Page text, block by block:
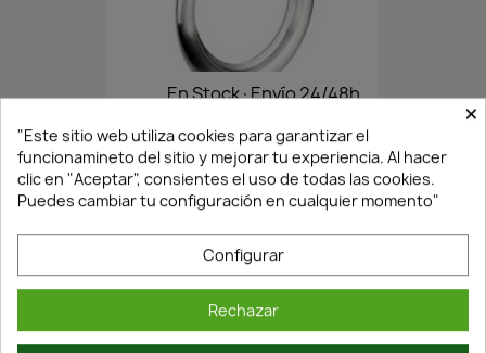
En Stock·Envío 24/48h
OJO DE BUEY H35 PARA...
90,75 €63,53 €
×
"Este sitio web utiliza cookies para garantizar el
funcionamineto del sitio y mejorar tu experiencia. Al hacer
clic en "Aceptar", consientes el uso de todas las cookies.
Puedes cambiar tu configuración en cualquier momento"
Configurar
Rechazar